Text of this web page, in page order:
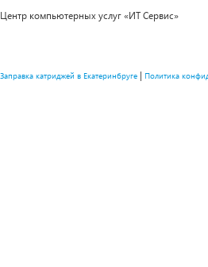
Центр компьютерных услуг «ИТ Сервис»
Заправка катриджей в Екатеринбруге | Политика